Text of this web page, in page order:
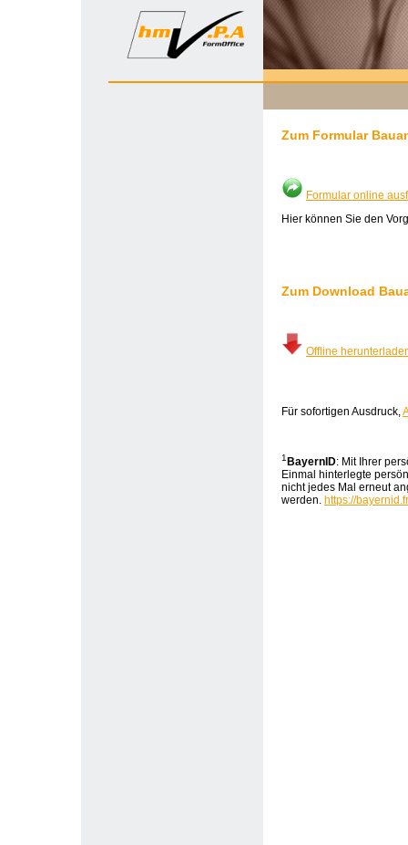
Zum Formular
Formular online
Hier können Sie den
Zum Download
Offline
Für sofortigen Ausdruck,
1 BayernID: Mit Ihrer
Einmal hinterlegte
nicht jedes Mal erneut
werden. https://